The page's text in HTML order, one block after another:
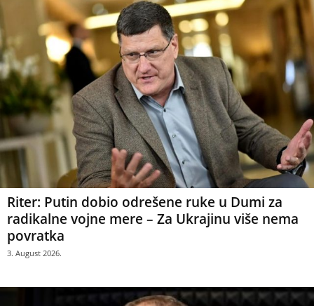
Riter: Putin dobio odrešene ruke u Dumi za
radikalne vojne mere – Za Ukrajinu više nema
povratka
3. August 2026.